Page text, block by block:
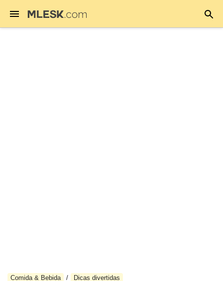
Comida & Bebida Dicas divertidas